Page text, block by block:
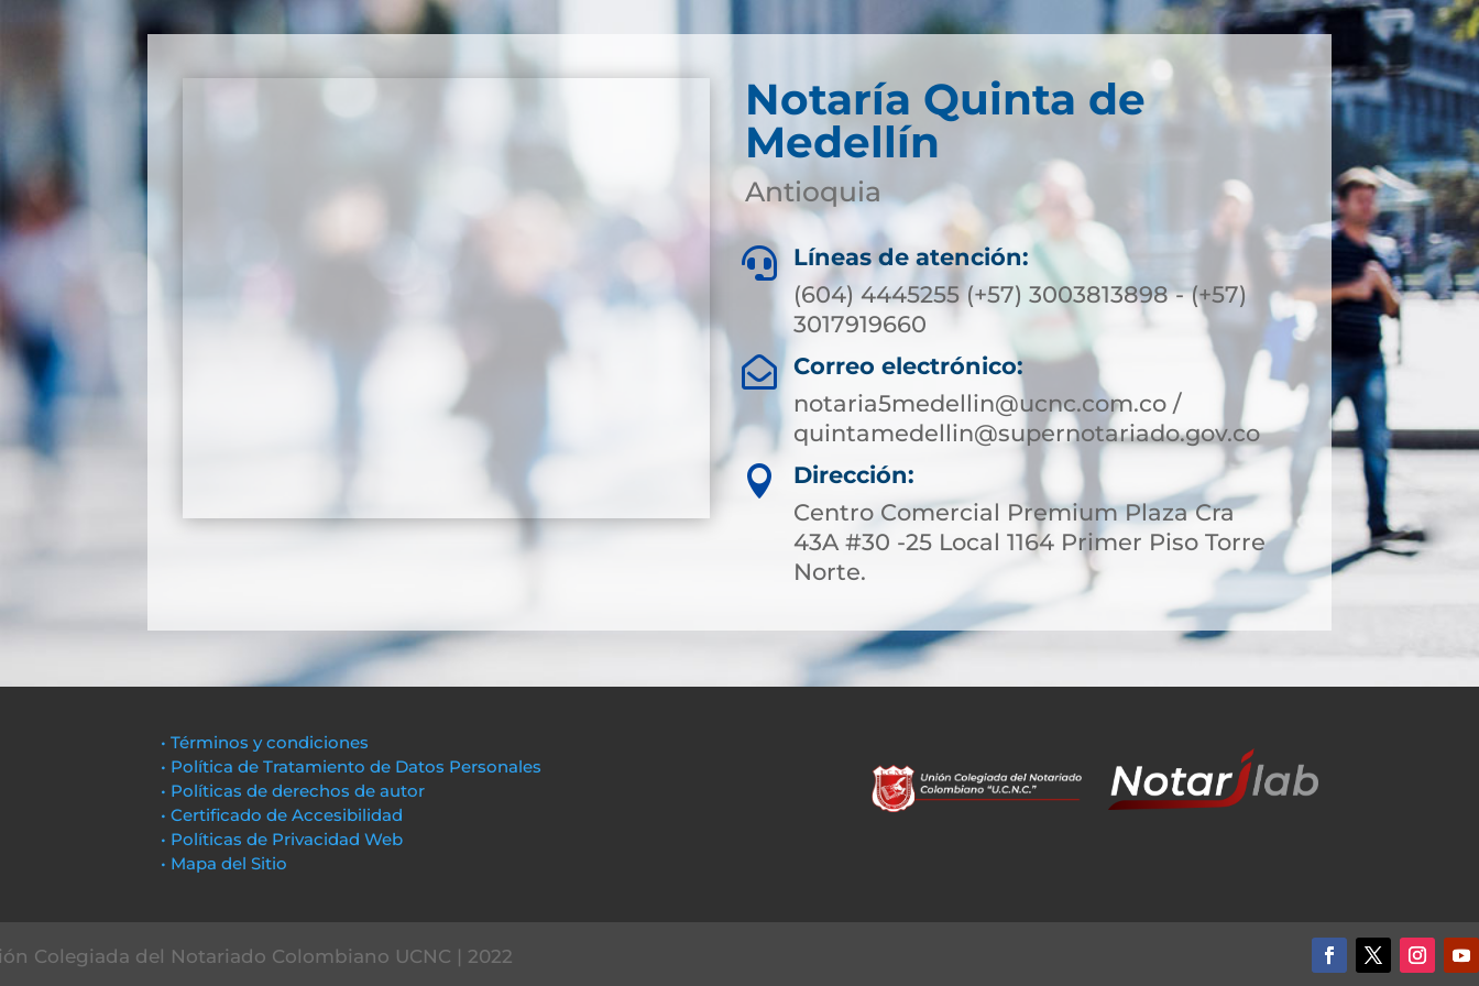
Notaría Quinta de
Medellín
Antioquia

Líneas de atención:
(604) 4445255 (+57) 3003813898 - (+57)
3017919660

Correo electrónico:
notaria5medellin@ucnc.com.co /
quintamedellin@supernotariado.gov.co

Dirección:
Centro Comercial Premium Plaza Cra
43A #30 -25 Local 1164 Primer Piso Torre
Norte.
• Términos y condiciones
• Política de Tratamiento de Datos Personales
• Políticas de derechos de autor
• Certificado de Accesibilidad
• Políticas de Privacidad Web
• Mapa del Sitio
Colegiada del Notariado Colombiano UCNC | 2022